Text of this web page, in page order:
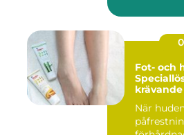
Fot- och
När